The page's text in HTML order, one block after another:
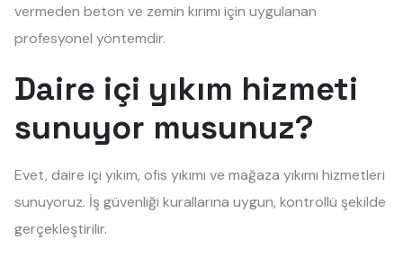
vermeden beton ve zemin kırımı için uygulanan
profesyonel yöntemdir.
Daire içi yıkım hizmeti
sunuyor musunuz?
Evet, daire içi yıkım, ofis yıkımı ve mağaza yıkımı hizmetleri
sunuyoruz. İş güvenliği kurallarına uygun, kontrollü şekilde
gerçekleştirilir.